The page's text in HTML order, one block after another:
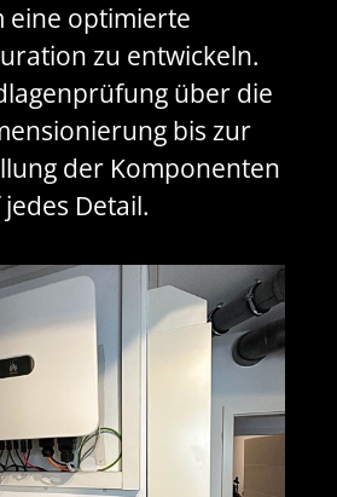
eine optimierte
zu entwickeln.
über die
bis zur
der Komponenten
Detail.